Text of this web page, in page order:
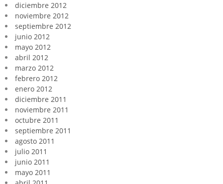
diciembre 2012
noviembre 2012
septiembre 2012
junio 2012
mayo 2012
abril 2012
marzo 2012
febrero 2012
enero 2012
diciembre 2011
noviembre 2011
octubre 2011
septiembre 2011
agosto 2011
julio 2011
junio 2011
mayo 2011